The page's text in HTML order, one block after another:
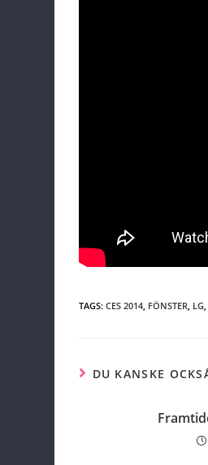
TAGS:CES 2014, FÖNSTER, LG,
DU KANSKE